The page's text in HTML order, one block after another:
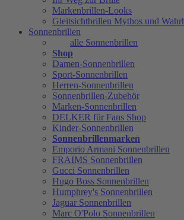
Markenbrillen-Looks
Gleitsichtbrillen Mythos und
Sonnenbrillen
alle Sonnenbrillen
Shop
Damen-Sonnenbrillen
Sport-Sonnenbrillen
Herren-Sonnenbrillen
Sonnenbrillen-Zubehör
Marken-Sonnenbrillen
DELKER für Fans Shop
Kinder-Sonnenbrillen
Sonnenbrillenmarken
Emporio Armani Sonnenbrillen
FRAIMS Sonnenbrillen
Gucci Sonnenbrillen
Hugo Boss Sonnenbrillen
Humphrey's Sonnenbrillen
Jaguar Sonnenbrillen
Marc O'Polo Sonnenbrillen